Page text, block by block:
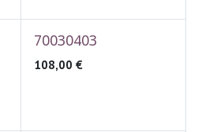
70030403
108,00 €